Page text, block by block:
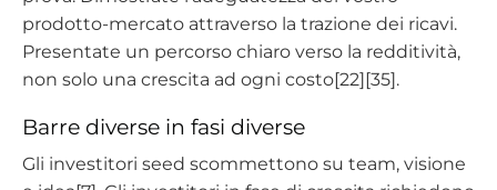
prodotto-mercato attraverso la trazione dei ricavi.
Presentate un percorso chiaro verso la redditività,
non solo una crescita ad ogni costo[22][35].
Barre diverse in fasi diverse
Gli investitori seed scommettono su team, visione